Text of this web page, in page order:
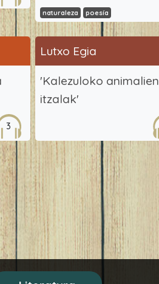
naturaleza poesía
3
Lutxo Egia
'Kalezuloko animalien
itzalak'